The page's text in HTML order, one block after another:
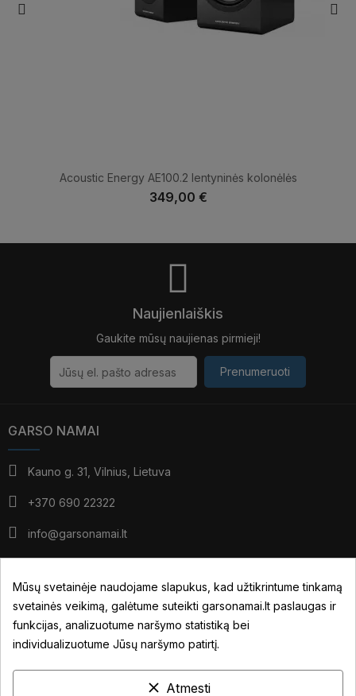
Acoustic Energy AE100.2 lentyninės kolonėlės
349,00 €
Naujienlaiškis
Gaukite mūsų naujienas pirmieji!
Prenumeruoti
GARSO NAMAI
Kauno g. 31, Vilnius, Lietuva
+370 690 22322
info@garsonamai.lt
V: 10:00 - 18:00
*pietūs: 14:00 - 15:00
VI: pagal susitarimą
Mūsų svetainėje naudojame slapukus, kad užtikrintume tinkamą
svetainės veikimą, galėtume suteikti garsonamai.lt paslaugas ir
funkcijas, analizuotume naršymo statistiką bei
individualizuotume Jūsų naršymo patirtį.
clear Atmesti